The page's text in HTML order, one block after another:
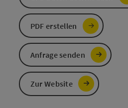
PDF erstellen
Anfrage senden
Zur Website